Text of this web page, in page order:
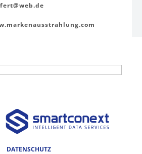
DATENSCHUTZ